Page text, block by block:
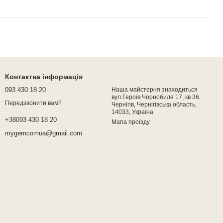
Контактна інформація
093 430 18 20
Передзвонити вам?
+38093 430 18 20
mygemcomua@gmail.com
Наша майстерня знаходиться
вул.Героїв Чорнобиля 17, кв 36,
Чернігів, Чернігівська область,
14033, Україна
Мапа проїзду